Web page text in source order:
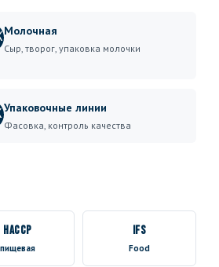
Молочная
Сыр, творог, упаковка молочки
Упаковочные линии
Фасовка, контроль качества
HACCP
пищевая
IFS
Food